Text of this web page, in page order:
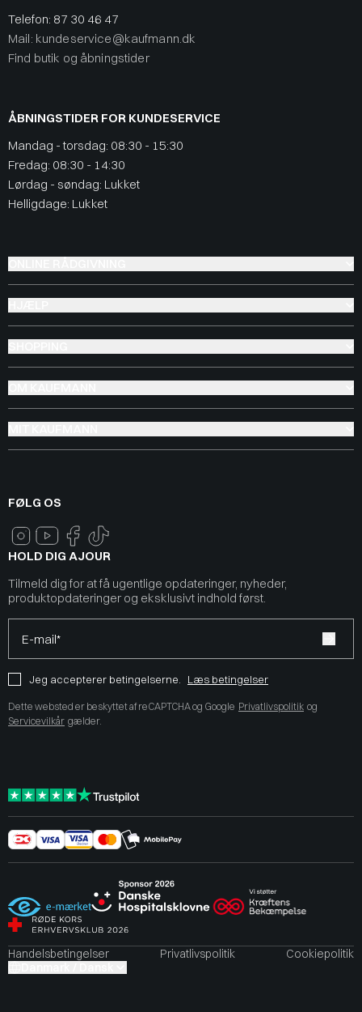
Telefon: 87 30 46 47
Mail: kundeservice@kaufmann.dk
Find butik og åbningstider
ÅBNINGSTIDER FOR KUNDESERVICE
Mandag - torsdag: 08:30 - 15:30
Fredag: 08:30 - 14:30
Lørdag - søndag: Lukket
Helligdage: Lukket
FØLG OS
HOLD DIG AJOUR
Tilmeld dig for at få ugentlige opdateringer, nyheder,
produktopdateringer og eksklusivt indhold først.
E-mail*
Jeg accepterer betingelserne. Læs betingelser
Dette websted er beskyttet af reCAPTCHA og Google Privatlivspolitik og
Servicevilkår gælder.
Handelsbetingelser Privatlivspolitik
Cookiepolitik